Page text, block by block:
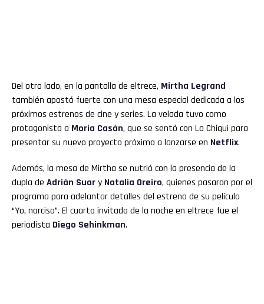
Del otro lado, en la pantalla de eltrece, Mirtha Legrand
también apostó fuerte con una mesa especial dedicada a los
próximos estrenos de cine y series. La velada tuvo como
protagonista a Moria Casán, que se sentó con La Chiqui para
presentar su nuevo proyecto próximo a lanzarse en Netflix.
Además, la mesa de Mirtha se nutrió con la presencia de la
dupla de Adrián Suary Natalia Oreiro, quienes pasaron por el
programa para adelantar detalles del estreno de su película
“Yo, narciso”. El cuarto invitado de la noche en eltrece fue el
periodista Diego Sehinkman.